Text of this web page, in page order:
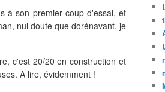
à son premier coup d'essai, et
nul doute que dorénavant, je
c'est 20/20 en construction et
A lire, évidemment !